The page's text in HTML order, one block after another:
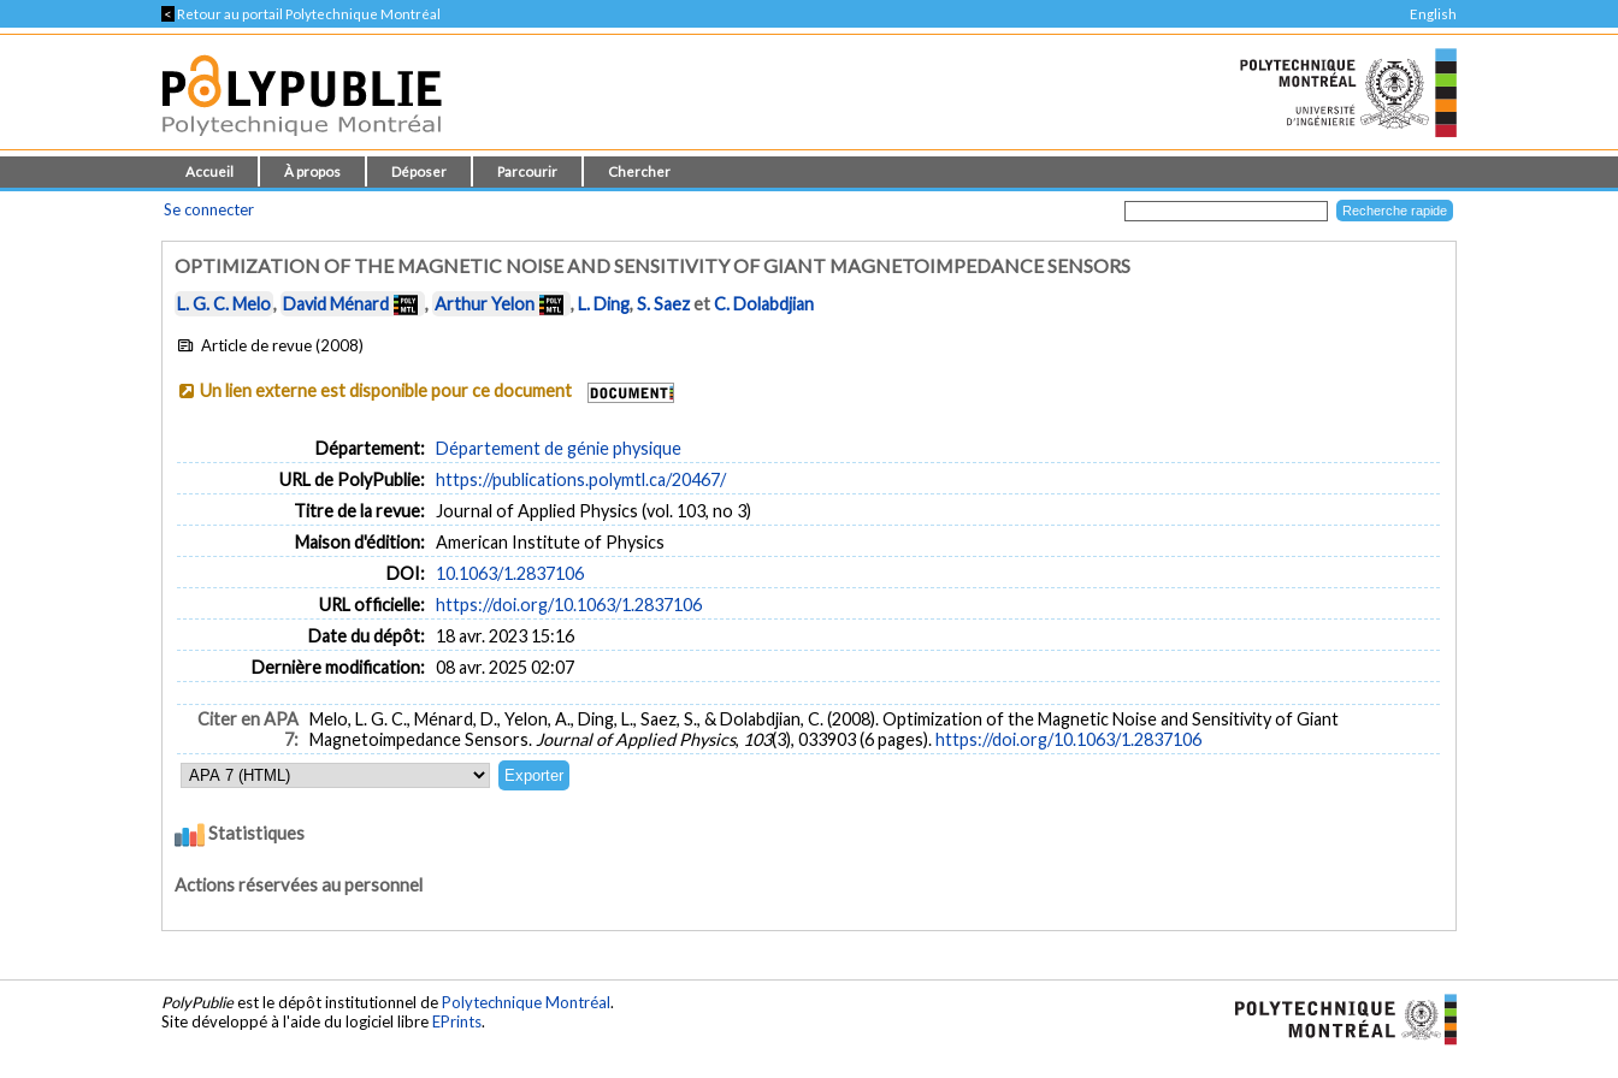
< Retour au portail Polytechnique Montréal English
Accueil À propos Déposer Parcourir Chercher
Se connecter
OPTIMIZATION OF THE MAGNETIC NOISE AND SENSITIVITY OF GIANT MAGNETOIMPEDANCE SENSORS
L. G. C. Melo, David Ménard , Arthur Yelon ,L. Ding,S. SaezetC. Dolabdjian
Article de revue (2008)
Un lien externe est disponible pour ce document
Département: Département de génie physique
URL de PolyPublie: https://publications.polymtl.ca/20467/
Titre de la revue:
Journal of Applied Physics (vol. 103, no 3)
Maison d'édition: American Institute of Physics
DOI: 10.1063/1.2837106
URL officielle: https://doi.org/10.1063/1.2837106
Date du dépôt: 18 avr. 2023 15:16
Dernière modification: 08 avr. 2025 02:07
Citer en APA
7:
Melo, L. G. C., Ménard, D., Yelon, A., Ding, L., Saez, S., & Dolabdjian, C. (2008). Optimization of the Magnetic Noise and Sensitivity of Giant
Magnetoimpedance Sensors. Journal of Applied Physics, 103(3), 033903 (6 pages).https://doi.org/10.1063/1.2837106
Statistiques
Actions réservées au personnel
PolyPublieest le dépôt institutionnel dePolytechnique Montréal.
Site développé à l'aide du logiciel libreEPrints.